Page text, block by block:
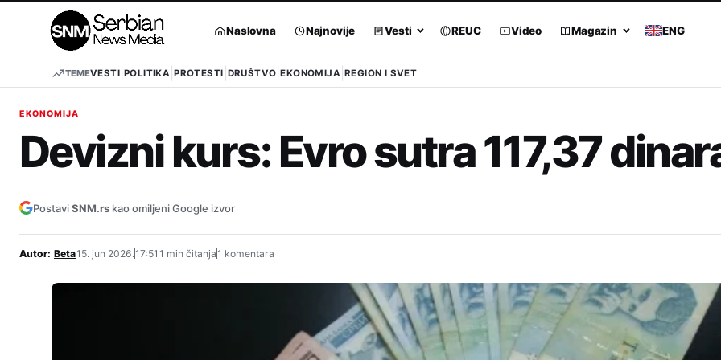
Naslovna Najnovije Vesti REUC Video Magazin ENG
TEMEVESTI POLITIKA PROTESTI DRUŠTVO EKONOMIJA REGION I SVET
EKONOMIJA
Devizni kurs: Evro sutra 117,37
PostaviSNM.rs kao omiljeni Google izvor
Autor: Beta15. jun 2026.17:51 1 min čitanja1 komentara